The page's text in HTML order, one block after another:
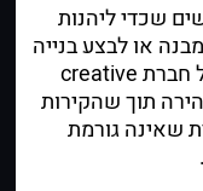
שכדי ליהנות
או לבצע בנייה
חברתcreative
תוך שהקירות
שאינה גורמת